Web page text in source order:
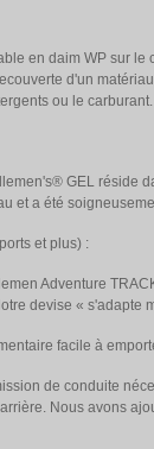
en daim WP sur
d'un
ou le
GEL réside
et a été
et plus) :
Adventure
devise « s'adapte
facile à
de conduite
Nous avons